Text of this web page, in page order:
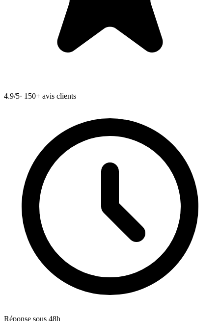
4.9/5· 150+ avis clients
Réponse sous 48h